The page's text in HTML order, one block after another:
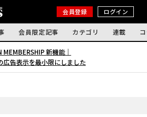
会員登録 ログイン
会員限定記事 カテゴリ 連載
新機能｜
広告表示を最小限にしました